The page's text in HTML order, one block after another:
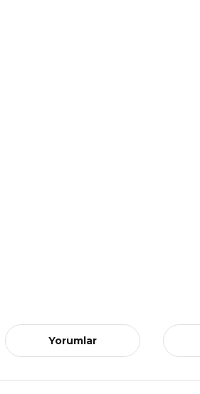
Yorumlar